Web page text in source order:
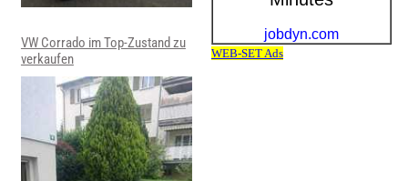
VW Corrado im Top-Zustand zu
verkaufen